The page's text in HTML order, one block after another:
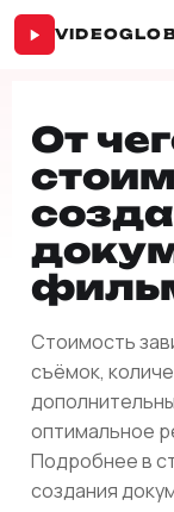
От
Стоимость
съёмок,
оптимальное
Подробнее в
создания